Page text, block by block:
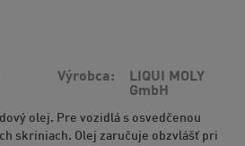
Výrobca
LIQUI MOLY
GmbH
olej. Pre vozidlá s osvedčenou
skriniach. Olej zaručuje obzvlášť pri